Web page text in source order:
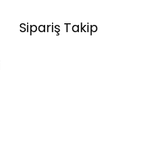
Sipariş Takip